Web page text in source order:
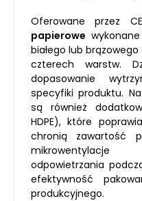
Oferowane przez
papierowe
białego lub
czterech warstw.
dopasowanie
specyfiki produktu.
są również
HDPE), które
chronią zawartość
odpowietrzania
efektywność
produkcyjnego.